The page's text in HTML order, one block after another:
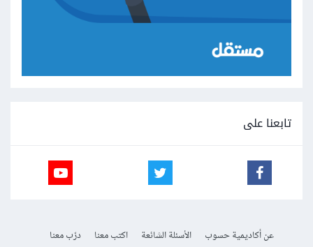
تابعنا على
عن أكاديمية حسوب الأسئلة الشائعة اكتب معنا
درّب معنا